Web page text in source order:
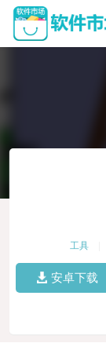
工具
安卓下载